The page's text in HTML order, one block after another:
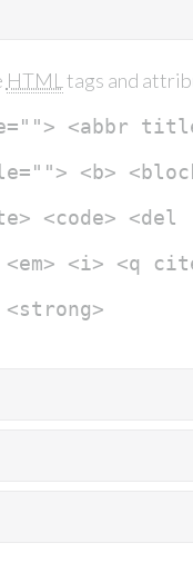
HTML tags and
<abbr
<b>
<code> <del
<i> <q